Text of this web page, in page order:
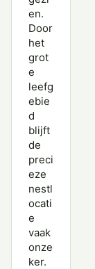
en.
Door
het
grot
e
leefg
ebie
d
blijft
de
preci
eze
nestl
ocati
e
vaak
onze
ker.